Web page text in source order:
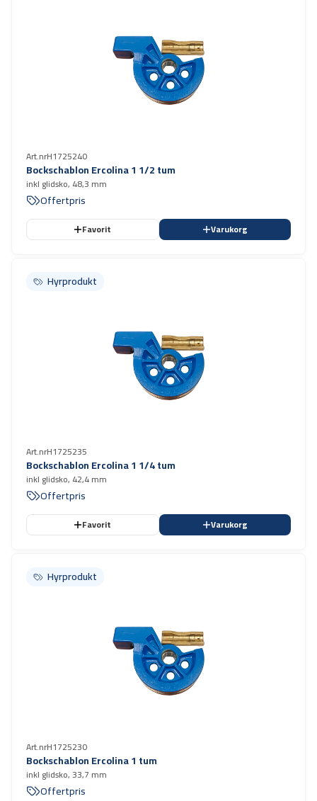
Art.nrH1725240
Bockschablon Ercolina 1 1/2 tum
inkl glidsko, 48,3 mm
Offertpris
Favorit Varukorg
Hyrprodukt
Hyrprodukt
Art.nrH1725235
Bockschablon Ercolina 1 1/4 tum
inkl glidsko, 42,4 mm
Offertpris
Favorit Varukorg
Hyrprodukt
Hyrprodukt
Art.nrH1725230
Bockschablon Ercolina 1 tum
inkl glidsko, 33,7 mm
Offertpris